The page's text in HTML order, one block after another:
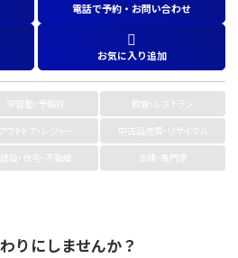
電話で予約・お問い合わせ
お気に入り追加
学習塾・予備校
飲食・レストラン
アウトドア・レジャー
中古品売買・リサイクル
建設・住宅・不動産
法律・専門家
りにしませんか？